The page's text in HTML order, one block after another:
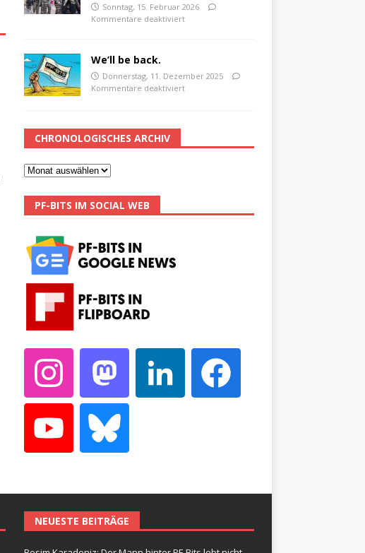
Sonntag, 15. Februar 2026
Kommentare deaktiviert
We’ll be back.
Donnerstag, 11. Dezember 2025
Kommentare deaktiviert
CHRONOLOGISCHES ARCHIV
PF-BITS IM SOCIAL WEB
NEUESTE BEITRÄGE